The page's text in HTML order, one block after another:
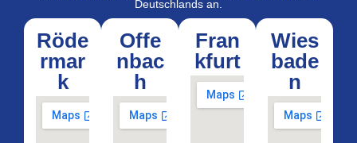
Deutschlands an.
Röde
rmar
k
Offe
nbac
h
Fran
kfurt
Wies
bade
n